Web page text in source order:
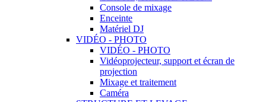
Console de mixage
Enceinte
Matériel DJ
VIDÉO - PHOTO
VIDÉO - PHOTO
Vidéoprojecteur, support et écran de
projection
Mixage et traitement
Caméra